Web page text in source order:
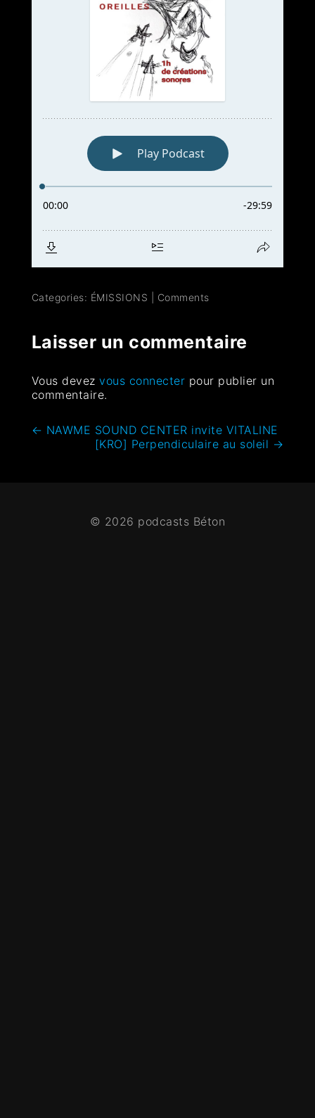
Categories: ÉMISSIONS Comments
Laisser un commentaire
Vous devezvous connecter pour publier un
commentaire.
← NAWME SOUND CENTER invite VITALINE
[KRO] Perpendiculaire au soleil →
© 2026 podcasts Béton